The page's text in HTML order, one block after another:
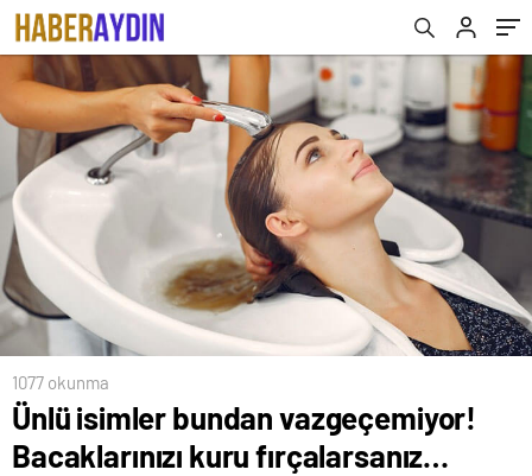
1077 okunma
Ünlü isimler bundan vazgeçemiyor!
Bacaklarınızı kuru fırçalarsanız…